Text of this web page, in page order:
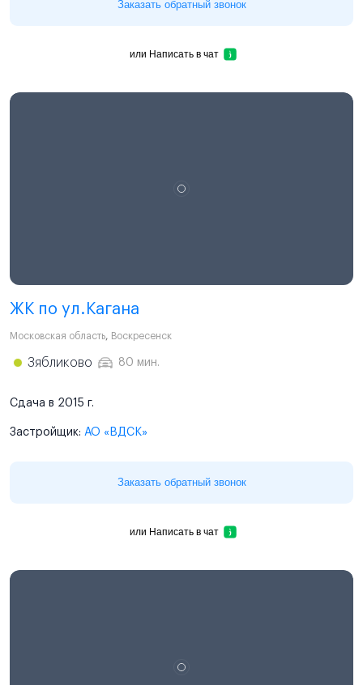
Заказать обратный звонок
или Написать в чат
ЖК по ул.Кагана
Московская область, Воскресенск
Зябликово 80 мин.
Сдача в 2015 г.
Застройщик: АО «ВДСК»
Заказать обратный звонок
или Написать в чат